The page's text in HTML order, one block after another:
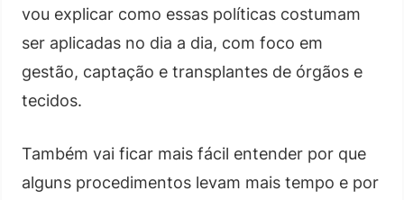
vou explicar como essas políticas costumam
ser aplicadas no dia a dia, com foco em
gestão, captação e transplantes de órgãos e
tecidos.
Também vai ficar mais fácil entender por que
alguns procedimentos levam mais tempo e por